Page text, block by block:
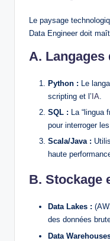
Le paysage
Data Engineer doit
A.
Python : Le
scripting et l’ IA.
SQL : La “lingua
pour interroger
Scala/Java :
haute
B. Stockage
Data Lakes :
des données
Data